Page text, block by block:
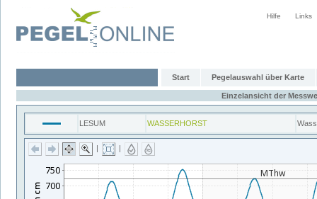
Hilfe Links
Start Pegelauswahl über Karte
Einzelansicht der
LESUM WASSERHORST
| |